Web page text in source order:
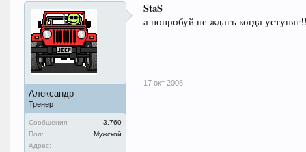
Александр
Тренер
Сообщения:
3.760
Пол:
Мужской
Адрес:
StaS
а попробуй не ждать когда
17 окт 2008